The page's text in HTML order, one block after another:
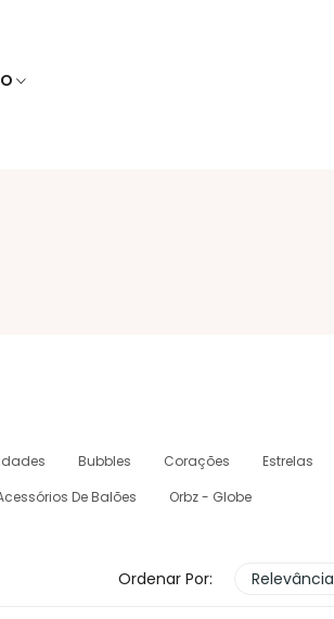
Bubbles Corações Estrelas
De Balões Orbz - Globe
Ordenar Por: Relevância